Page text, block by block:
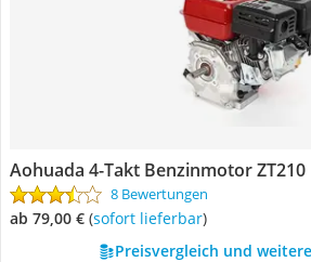
Aohuada 4-Takt Benzinmotor ZT210
8 Bewertungen
ab 79,00 € ( Sofort lieferbar)
Preisvergleich und